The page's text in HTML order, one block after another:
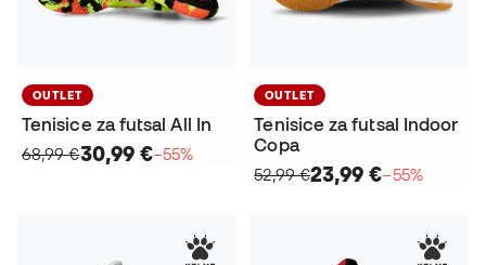
OUTLET
Tenisice za futsal All In
68,99 €30,99 €−55%
OUTLET
Tenisice za futsal Indoor
Copa
52,99 €23,99 €−55%